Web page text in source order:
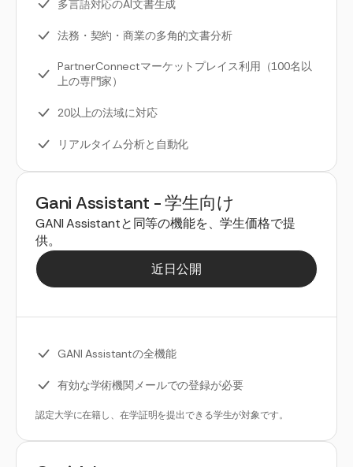
多言語対応のAI文書生成
法務・契約・商業の多角的文書分析
PartnerConnectマーケットプレイス利用（100名以
上の専門家）
20以上の法域に対応
リアルタイム分析と自動化
Gani Assistant - 学生向け
GANI Assistantと同等の機能を、学生価格で提
供。
近日公開
GANI Assistantの全機能
有効な学術機関メールでの登録が必要
認定大学に在籍し、在学証明を提出できる学生が対象です。